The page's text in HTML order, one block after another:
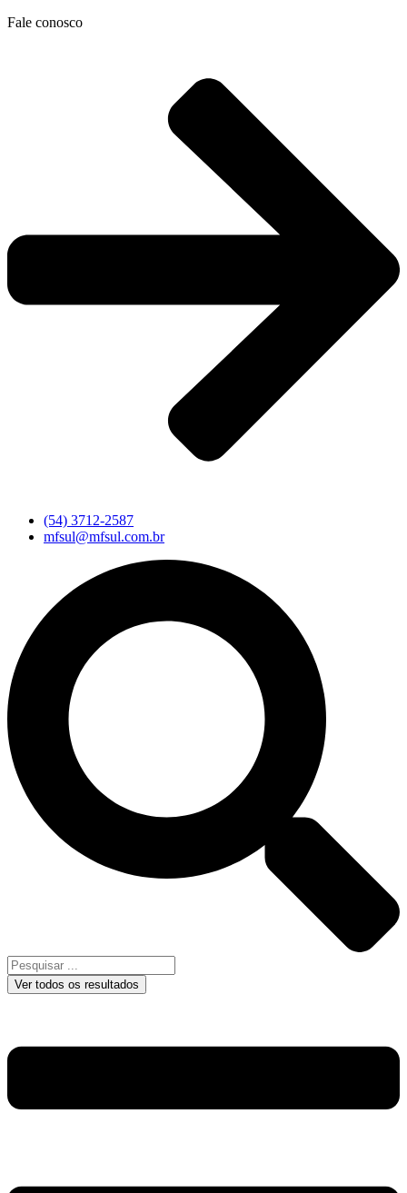
Ir
Fale conosco
(54) 3712-2587
mfsul@mfsul.com.br
Ver todos os resultados